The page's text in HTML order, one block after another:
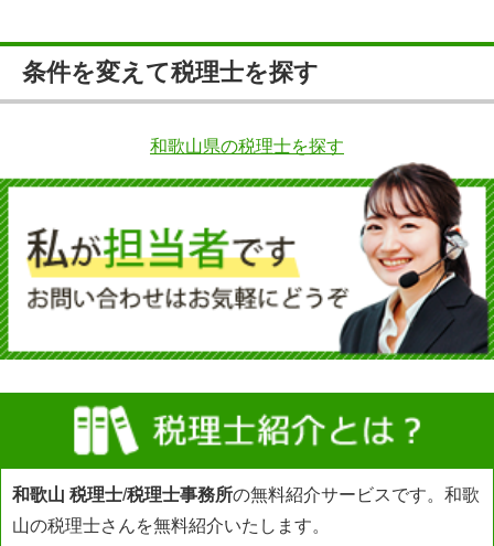
条件を変えて税理士を探す
和歌山県の税理士を探す
和歌山 税理士/税理士事務所の無料紹介サービスです。和歌
山の税理士さんを無料紹介いたします。